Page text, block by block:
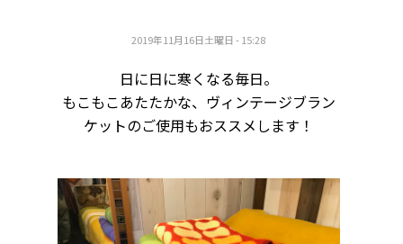
2019年11月16日土曜日 - 15:28
日に日に寒くなる毎日。
もこもこあたたかな、ヴィンテージブラン
ケットのご使用もおススメします！